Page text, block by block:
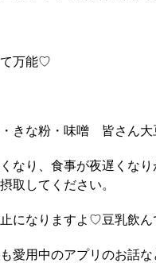
万能♡
きな粉・味噌 皆さん大
なり、食事が夜遅くな
取してください。
になりますよ♡豆乳飲ん
愛用中のアプリのお話